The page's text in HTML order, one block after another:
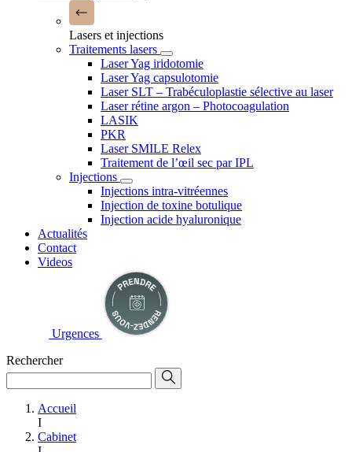
Lasers et injections
Traitements lasers
Laser Yag iridotomie
Laser Yag capsulotomie
Laser SLT – Trabéculoplastie sélective au laser
Laser rétine argon – Photocoagulation
LASIK
PKR
Laser SMILE Relex
Traitement de l’œil sec par IPL
Injections
Injections intra-vitréennes
Injection de toxine botulique
Injection acide hyaluronique
Actualités
Contact
Videos
Urgences
Rechercher
Accueil
I
Cabinet